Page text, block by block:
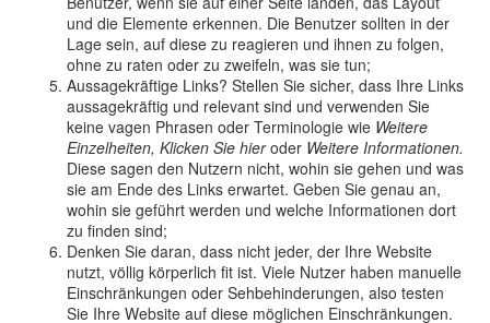
und die Elemente erkennen. Die Benutzer sollten in der
Lage sein, auf diese zu reagieren und ihnen zu folgen,
ohne zu raten oder zu zweifeln, was sie tun;
Aussagekräftige Links? Stellen Sie sicher, dass Ihre Links
aussagekräftig und relevant sind und verwenden Sie
keine vagen Phrasen oder Terminologie wie Weitere
Einzelheiten, Klicken Sie hieroder Weitere Informationen.
Diese sagen den Nutzern nicht, wohin sie gehen und was
sie am Ende des Links erwartet. Geben Sie genau an,
wohin sie geführt werden und welche Informationen dort
zu finden sind;
Denken Sie daran, dass nicht jeder, der Ihre Website
nutzt, völlig körperlich fit ist. Viele Nutzer haben manuelle
Einschränkungen oder Sehbehinderungen, also testen
Sie Ihre Website auf diese möglichen Einschränkungen.